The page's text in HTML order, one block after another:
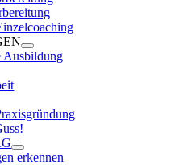
Ausbildung
erkennen